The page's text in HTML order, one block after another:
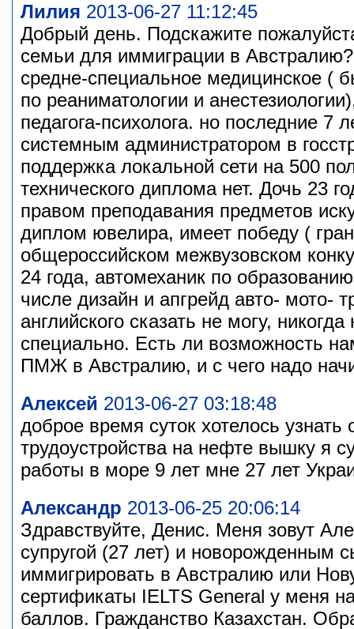
Лилия 2013-06-27 11:12:45
Добрый день. Подскажите
семьи для иммиграции в
средне-специальное медицинское (
по реаниматологии и
педагога-психолога. но последние 7
системным администратором в
поддержка локальной сети на 500
технического диплома нет. Дочь 23
правом преподавания предметов
диплом ювелира, имеет победу (
общероссийском межвузовском
24 года, автомеханик по
числе дизайн и апгрейд авто- мото-
английского сказать не могу,
специально. Есть ли возможность
ПМЖ в Австралию, и с чего надо
Алексей 2013-06-27 03:18:48
доброе время суток хотелось узнать
трудоустройства на нефте вышку я
работы в море 9 лет мне 27 лет
Александр 2013-06-25 20:06:14
Здравствуйте, Денис. Меня зовут
супругой (27 лет) и новорожденным
иммигрировать в Австралию или
сертификаты IELTS General у меня
баллов. Гражданство Казахстан.